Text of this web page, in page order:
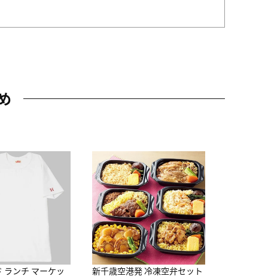
ランチ マーケッ
新千歳空港発 冷凍空弁セット